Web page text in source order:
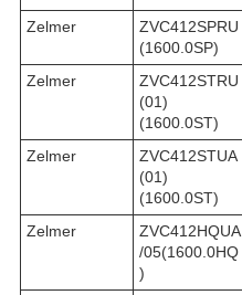
Zelmer
ZVC412SPRU
(1600.0SP)
Zelmer
ZVC412STRU
(01)
(1600.0ST)
Zelmer
ZVC412STUA
(01)
(1600.0ST)
Zelmer
ZVC412HQUA
/05(1600.0HQ
)